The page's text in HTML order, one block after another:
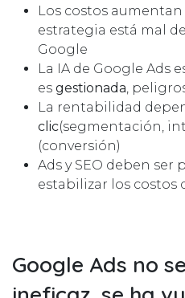
Los costos
estrategia está mal
Google
La IA de Google Ads
es gestionada ,
La rentabilidad
clic(segmentación,
(conversión)
Ads y SEO deben ser
estabilizar los costos
Google Ads no